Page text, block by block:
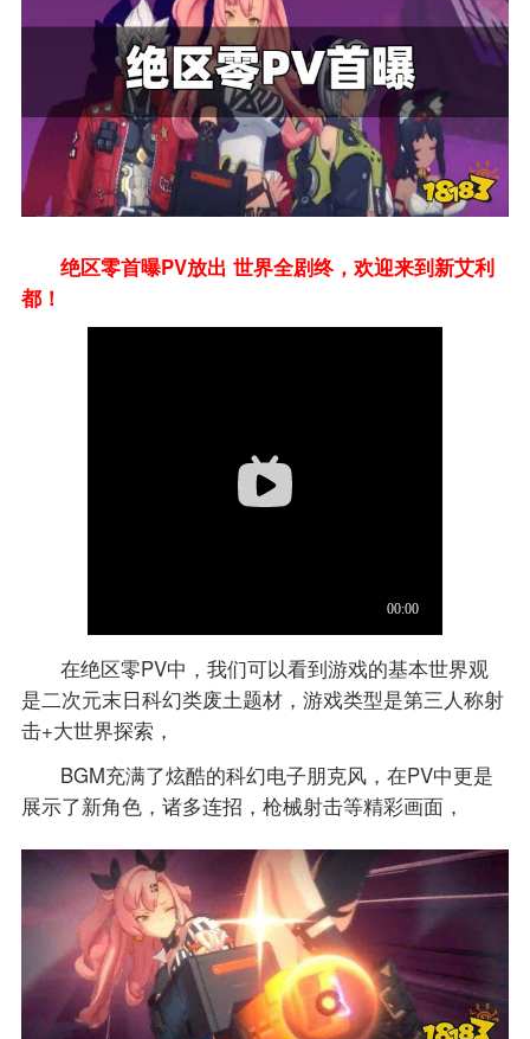
绝区零首曝PV放出 世界全剧终，欢迎来到新艾利
都！
在绝区零PV中，我们可以看到游戏的基本世界观
是二次元末日科幻类废土题材，游戏类型是第三人称射
击+大世界探索，
BGM充满了炫酷的科幻电子朋克风，在PV中更是
展示了新角色，诸多连招，枪械射击等精彩画面，